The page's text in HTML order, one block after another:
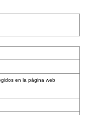
en la página web